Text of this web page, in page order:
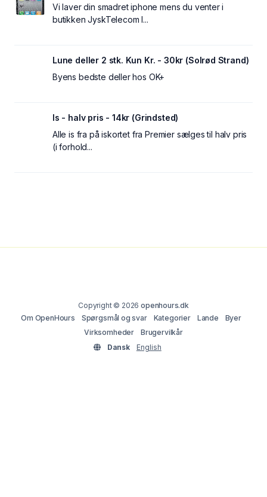
Vi laver din smadret iphone mens du venter i
butikken JyskTelecom I...
Lune deller 2 stk. Kun Kr. - 30kr (Solrød Strand)
Byens bedste deller hos OK+
Is - halv pris - 14kr (Grindsted)
Alle is fra på iskortet fra Premier sælges til halv pris
(i forhold...
Copyright © 2026openhours.dk
Om OpenHours
Spørgsmål og svar Kategorier Lande
Byer
Virksomheder
Brugervilkår
Dansk
English